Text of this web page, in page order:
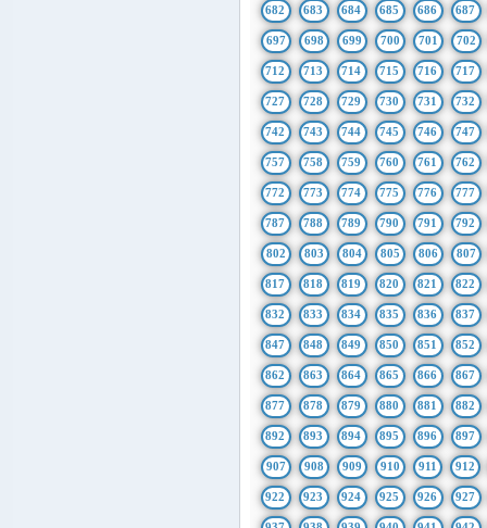
682 683 684 685 686 687
697 698 699 700 701 702
712 713 714 715 716 717
727 728 729 730 731 732
742 743 744 745 746 747
757 758 759 760 761 762
772 773 774 775 776 777
787 788 789 790 791 792
802 803 804 805 806 807
817 818 819 820 821 822
832 833 834 835 836 837
847 848 849 850 851 852
862 863 864 865 866 867
877 878 879 880 881 882
892 893 894 895 896 897
907 908 909 910 911 912
922 923 924 925 926 927